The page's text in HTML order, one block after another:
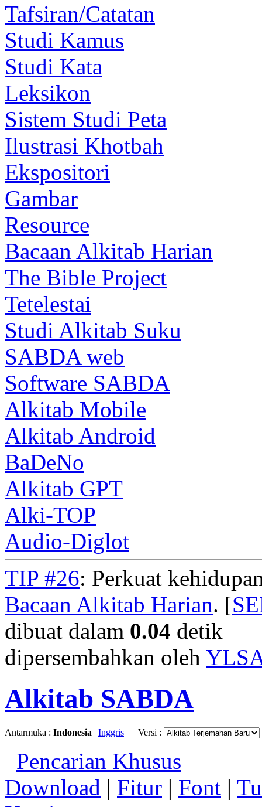
Tafsiran/Catatan
Studi Kamus
Studi Kata
Leksikon
Sistem Studi Peta
Ilustrasi Khotbah
Ekspositori
Gambar
Resource
Bacaan Alkitab Harian
The Bible Project
Tetelestai
Studi Alkitab Suku
SABDA web
Software SABDA
Alkitab Mobile
Alkitab Android
BaDeNo
Alkitab GPT
Alki-TOP
Audio-Diglot
TIP #26: Perkuat
Bacaan Alkitab Harian. [
dibuat dalam 0.04 detik
dipersembahkan oleh
Alkitab SABDA
Antarmuka : Indonesia | Inggris Versi :
Pencarian Khusus
Download | Fitur | Font |